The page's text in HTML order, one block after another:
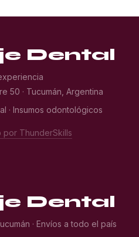
Dental
50 · Tucumán, Argentina
· Insumos odontológicos
por ThunderSkills
Dental
· Envíos a todo el país